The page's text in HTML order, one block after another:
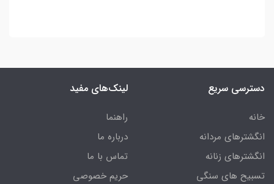
دسترسی سریع
خانه
انگشترهای مردانه
انگشترهای زنانه
تسبیح های سنگی
لینک‌های مفید
راهنما
درباره ما
تماس با ما
حریم خصوصی